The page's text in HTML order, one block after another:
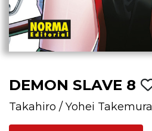
DEMON SLAVE 8
Takahiro / Yohei Takemura